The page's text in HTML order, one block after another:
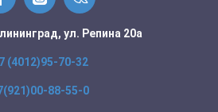
ул. Репина 20а
(4012)95-70-32
88-55-0